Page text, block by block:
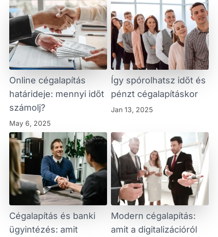
Online cégalapítás
határideje: mennyi időt
számolj?
May 6, 2025
Így spórolhatsz időt és
pénzt cégalapításkor
Jan 13, 2025
Cégalapítás és banki
ügyintézés: amit
Modern cégalapítás:
amit a digitalizációról